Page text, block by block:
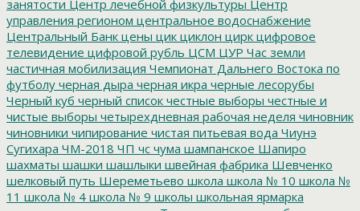
занятости Центр лечебной физкультуры Центр
управления регионом центральное водоснабжение
Центральный Банк цены цик циклон цирк цифровое
телевидение цифровой рубль ЦСМ ЦУР Час земли
частичная мобилизация Чемпионат Дальнего Востока по
футболу черная дыра черная икра черные лесорубы
Черный куб черный список честные выборы честные и
чистые выборы четырехдневная рабочая неделя чиновник
чиновники чипирование чистая питьевая вода Чиунэ
Сугихара ЧМ-2018 ЧП чс чума шампанское Шапиро
шахматы шашки шашлыки швейная фабрика Шевченко
шелковый путь Шереметьево школа школа № 10 школа №
11 школа № 4 школа № 9 школы школьная ярмарка